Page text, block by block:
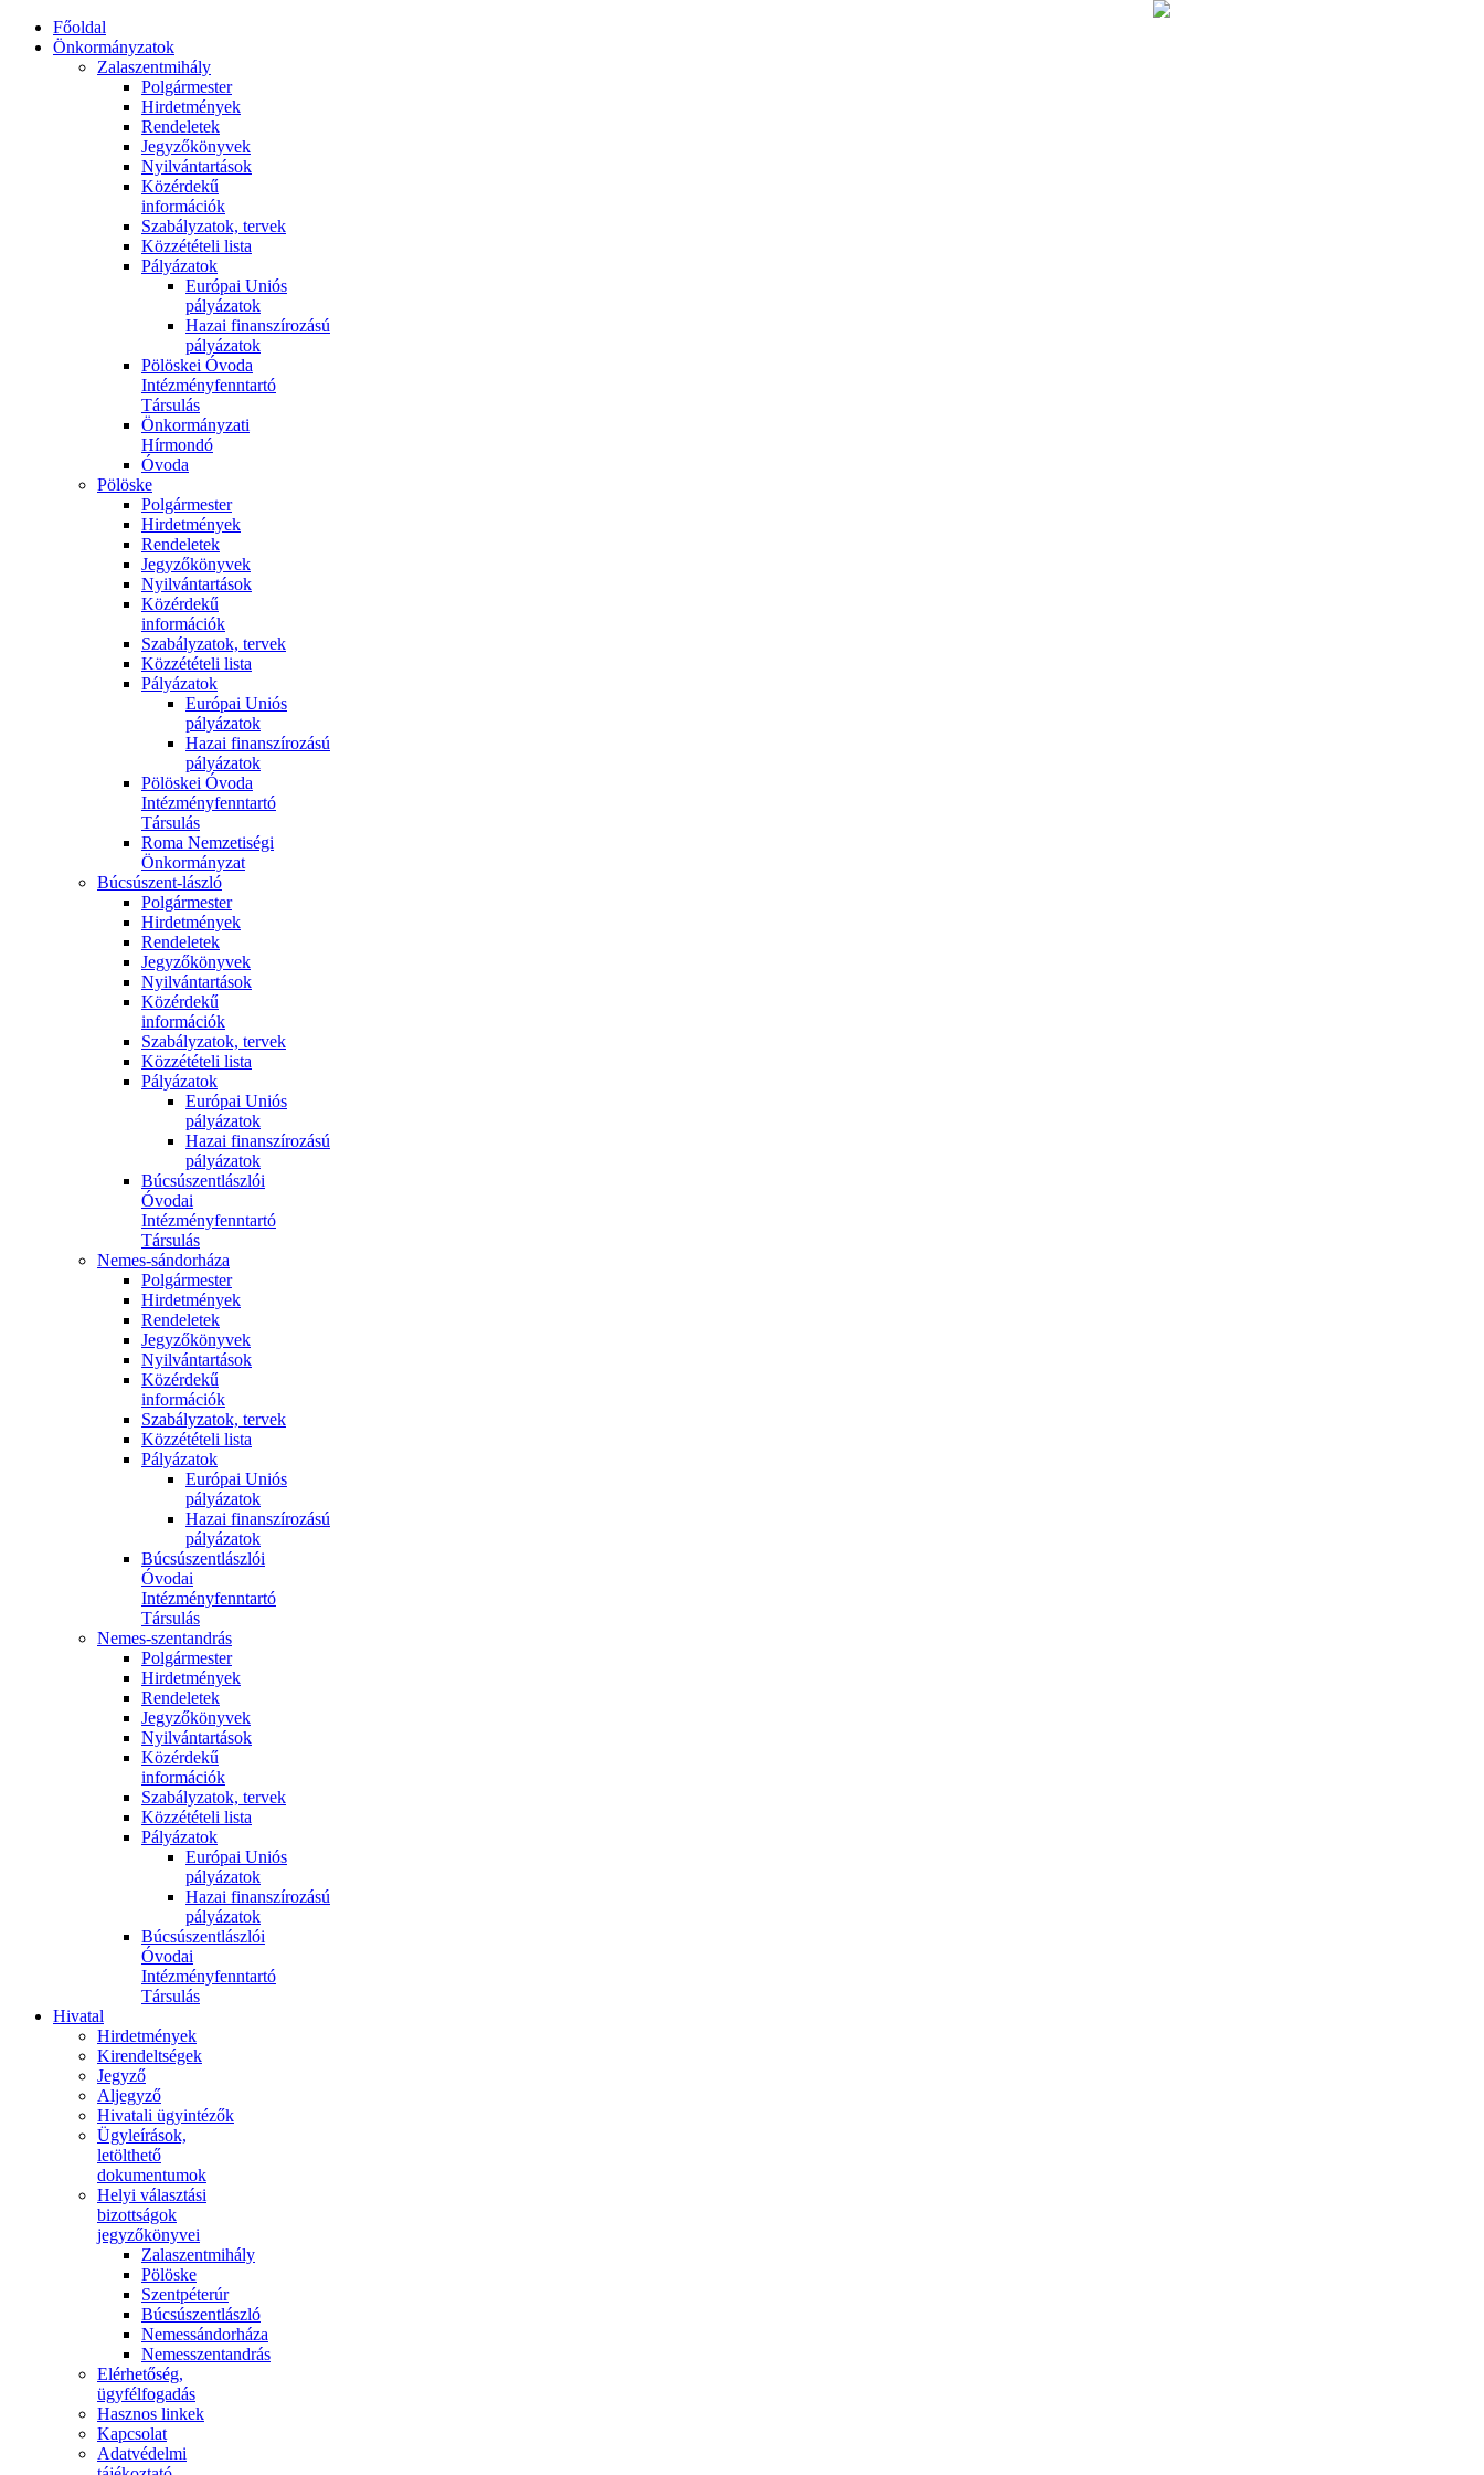
Főoldal
Önkormányzatok
Zalaszentmihály
Polgármester
Hirdetmények
Rendeletek
Jegyzőkönyvek
Nyilvántartások
Közérdekű
információk
Szabályzatok, tervek
Közzétételi lista
Pályázatok
Európai Uniós
pályázatok
Hazai finanszírozású
pályázatok
Pölöskei Óvoda
Intézményfenntartó
Társulás
Önkormányzati
Hírmondó
Óvoda
Pölöske
Polgármester
Hirdetmények
Rendeletek
Jegyzőkönyvek
Nyilvántartások
Közérdekű
információk
Szabályzatok, tervek
Közzétételi lista
Pályázatok
Európai Uniós
pályázatok
Hazai finanszírozású
pályázatok
Pölöskei Óvoda
Intézményfenntartó
Társulás
Roma Nemzetiségi
Önkormányzat
Búcsúszent-lászló
Polgármester
Hirdetmények
Rendeletek
Jegyzőkönyvek
Nyilvántartások
Közérdekű
információk
Szabályzatok, tervek
Közzétételi lista
Pályázatok
Európai Uniós
pályázatok
Hazai finanszírozású
pályázatok
Búcsúszentlászlói
Óvodai
Intézményfenntartó
Társulás
Nemes-sándorháza
Polgármester
Hirdetmények
Rendeletek
Jegyzőkönyvek
Nyilvántartások
Közérdekű
információk
Szabályzatok, tervek
Közzétételi lista
Pályázatok
Európai Uniós
pályázatok
Hazai finanszírozású
pályázatok
Búcsúszentlászlói
Óvodai
Intézményfenntartó
Társulás
Nemes-szentandrás
Polgármester
Hirdetmények
Rendeletek
Jegyzőkönyvek
Nyilvántartások
Közérdekű
információk
Szabályzatok, tervek
Közzétételi lista
Pályázatok
Európai Uniós
pályázatok
Hazai finanszírozású
pályázatok
Búcsúszentlászlói
Óvodai
Intézményfenntartó
Társulás
Hivatal
Hirdetmények
Kirendeltségek
Jegyző
Aljegyző
Hivatali ügyintézők
Ügyleírások,
letölthető
dokumentumok
Helyi választási
bizottságok
jegyzőkönyvei
Zalaszentmihály
Pölöske
Szentpéterúr
Búcsúszentlászló
Nemessándorháza
Nemesszentandrás
Elérhetőség,
ügyfélfogadás
Hasznos linkek
Kapcsolat
Adatvédelmi